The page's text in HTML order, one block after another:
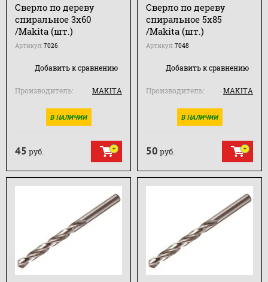
Сверло по дереву
спиральное 3х60
/Makita (шт.)
Артикул:7026
Добавить к сравнению
Производитель: MAKITA
В НАЛИЧИИ
45 руб.
Сверло по дереву
спиральное 5х85
/Makita (шт.)
Артикул:7048
Добавить к сравнению
Производитель: MAKITA
В НАЛИЧИИ
50 руб.